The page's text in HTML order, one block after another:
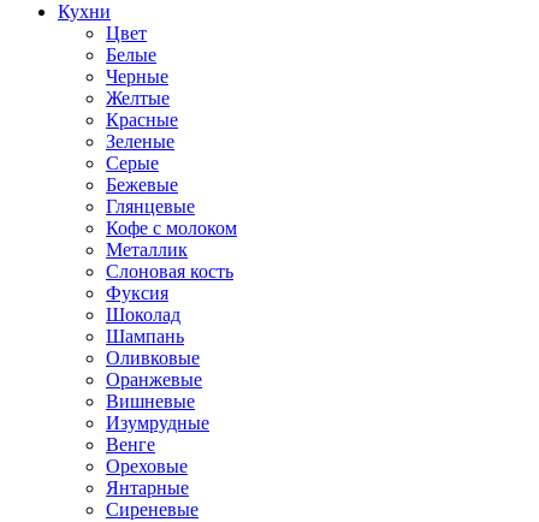
Кухни
Цвет
Белые
Черные
Желтые
Красные
Зеленые
Серые
Бежевые
Глянцевые
Кофе с молоком
Металлик
Слоновая кость
Фуксия
Шоколад
Шампань
Оливковые
Оранжевые
Вишневые
Изумрудные
Венге
Ореховые
Янтарные
Сиреневые